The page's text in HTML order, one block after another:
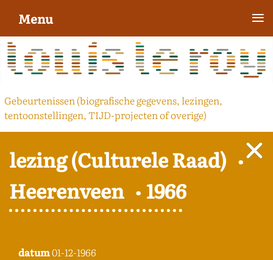
Gebeurtenissen (biografische gegevens, lezingen,
tentoonstellingen, TIJD-projecten of overige)
lezing (Culturele Raad)
Heerenveen
1966
datum01-12-1966
Menu ≡